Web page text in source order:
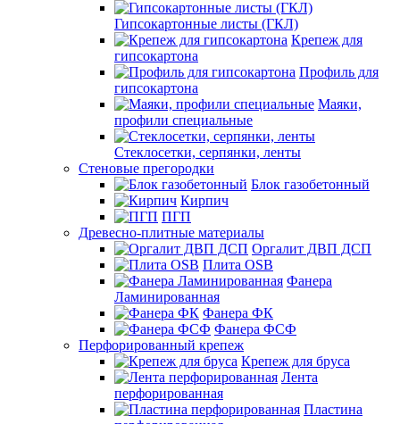
Гипсокартонные листы (ГКЛ)
Крепеж для
гипсокартона
Профиль для
гипсокартона
Маяки,
профили специальные
Стеклосетки, серпянки, ленты
Стеновые прегородки
Блок газобетонный
Кирпич
ПГП
Древесно-плитные материалы
Оргалит ДВП ДСП
Плита OSB
Фанера
Ламинированная
Фанера ФК
Фанера ФСФ
Перфорированный крепеж
Крепеж для бруса
Лента
перфорированная
Пластина